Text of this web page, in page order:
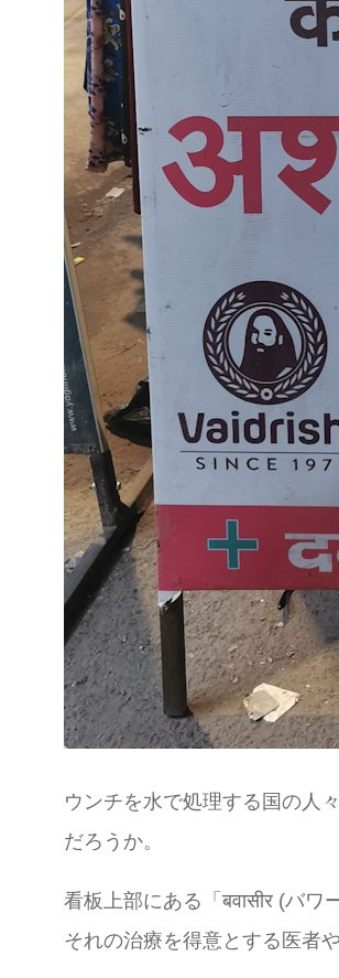
ウンチを水で処理する国の人
だろうか。
看板上部にある「बवासीर (バ
それの治療を得意とする医者